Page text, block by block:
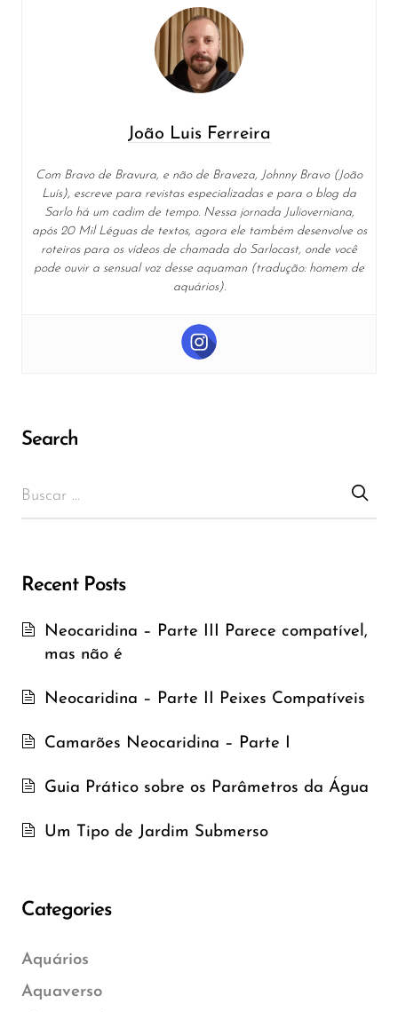
João Luis Ferreira
Com Bravo de Bravura, e não de Braveza, Johnny Bravo (João
Luís), escreve para revistas especializadas e para o blog da
Sarlo há um cadim de tempo. Nessa jornada Julioverniana,
após 20 Mil Léguas de textos, agora ele também desenvolve os
roteiros para os vídeos de chamada do Sarlocast, onde você
pode ouvir a sensual voz desse aquaman (tradução: homem de
aquários).
Search
Recent Posts
Neocaridina – Parte III Parece compatível,
mas não é
Neocaridina – Parte II Peixes Compatíveis
Camarões Neocaridina – Parte I
Guia Prático sobre os Parâmetros da Água
Um Tipo de Jardim Submerso
Categories
Aquários
Aquaverso